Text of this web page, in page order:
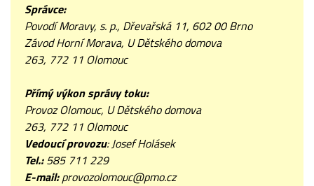
Správce:
Povodí Moravy, s. p., Dřevařská 11, 602 00 Brno
Závod Horní Morava, U Dětského domova
263, 772 11 Olomouc
Přímý výkon správy toku:
Provoz Olomouc, U Dětského domova
263, 772 11 Olomouc
Vedoucí provozu: Josef Holásek
Tel.:585 711 229
E-mail:provozolomouc@pmo.cz